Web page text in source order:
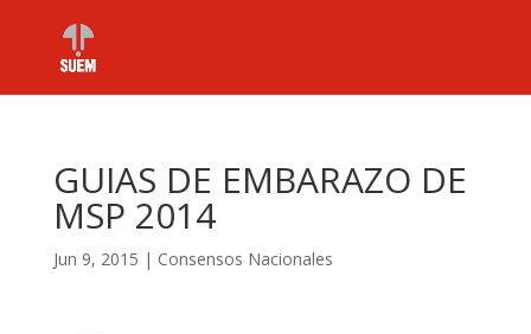
GUIAS DE EMBARAZO DE
MSP 2014
Jun 9, 2015 | Consensos Nacionales